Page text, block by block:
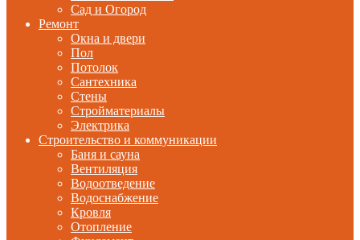
Сад и Огород
Ремонт
Окна и двери
Пол
Потолок
Сантехника
Стены
Стройматериалы
Электрика
Строительство и коммуникации
Баня и сауна
Вентиляция
Водоотведение
Водоснабжение
Кровля
Отопление